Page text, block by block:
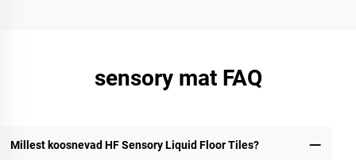
sensory mat FAQ
Millest koosnevad HF Sensory Liquid Floor Tiles?